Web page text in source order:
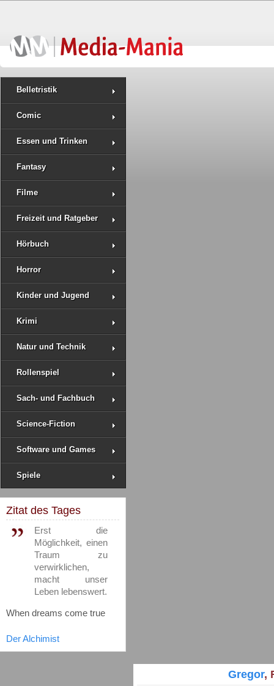
Belletristik
Comic
Essen und Trinken
Fantasy
Filme
Freizeit und Ratgeber
Hörbuch
Horror
Kinder und Jugend
Krimi
Natur und Technik
Rollenspiel
Sach- und Fachbuch
Science-Fiction
Software und Games
Spiele
Zitat des Tages
Erst die
Möglichkeit, einen
Traum zu
verwirklichen,
macht unser
Leben lebenswert.
When dreams come true
Der Alchimist
Gregor,